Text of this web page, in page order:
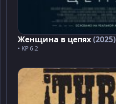
Женщина в цепях(2025)
• KP 6.2